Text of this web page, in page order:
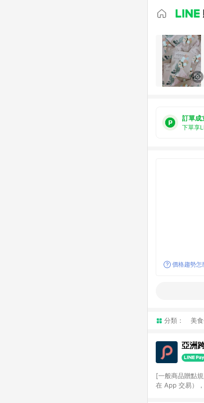
訂單成
下單享
價格趨勢怎
分類： 美
亞洲
[一般商品贈點
在 App 交易）